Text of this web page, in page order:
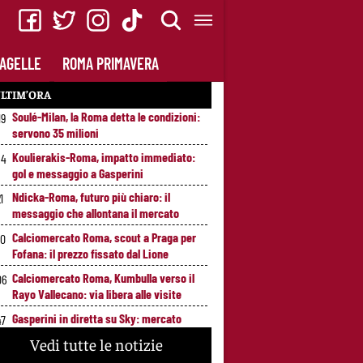
ROMA PRIMAVERA
Soulé-Milan, la Roma detta le condizioni:
servono 35 milioni
Koulierakis-Roma, impatto immediato:
gol e messaggio a Gasperini
Ndicka-Roma, futuro più chiaro: il
messaggio che allontana il mercato
Calciomercato Roma, scout a Praga per
Fofana: il prezzo fissato dal Lione
Calciomercato Roma, Kumbulla verso il
Rayo Vallecano: via libera alle visite
Gasperini in diretta su Sky: mercato
Vedi tutte le notizie